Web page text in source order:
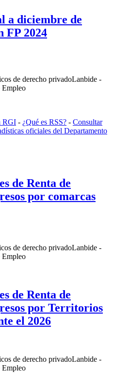
a diciembre de
FP 2024
de derecho privadoLanbide -
Empleo
RGI - ¿Qué es RSS? - Consultar
oficiales del Departamento
de Renta de
por comarcas
de derecho privadoLanbide -
Empleo
de Renta de
por Territorios
el 2026
de derecho privadoLanbide -
Empleo